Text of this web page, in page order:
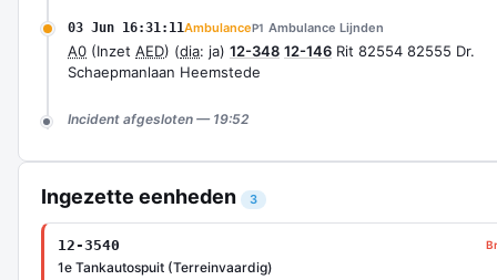
03 Jun 16:31:11AmbulanceP1 Ambulance Lijnden
A0 (Inzet AED) (dia: ja) 12-348 12-146 Rit 82554 82555 Dr.
Schaepmanlaan Heemstede
Incident afgesloten — 19:52
Ingezette eenheden 3
12-3540
1e Tankautospuit (Terreinvaardig)